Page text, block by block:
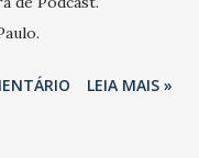
LEIA MAIS »